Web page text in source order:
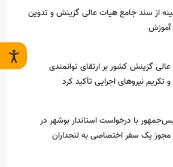
از سند جامع هیات عالی گزینش و‌ تدوین
آموزش
گزینش کشور بر ارتقای توانمندی
تکریم نیروهای اجرایی تأکید کرد
با درخواست استاندار بوشهر در
مجوز یک سفر اختصاصی به لنجداران